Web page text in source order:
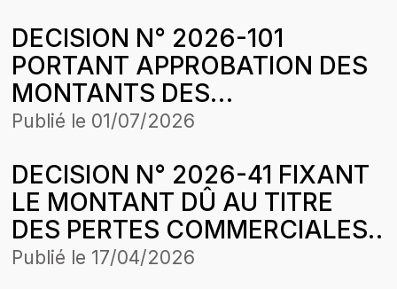
SERVICES (PETROSEN T&S)
SUITE AUX CESSIONS DE GAZ
BUTANE SUR LA PERIODE
D’APPLICATION DE LA
0CTOBRE 2025
DECISION N° 2026-101
PORTANT APPROBATION DES
MONTANTS DES
DIFFERENTIELS DE
PRODUITS PETROLIERS
LIQUIDES
Publié le 01/07/2026
DECISION N° 2026-41 FIXANT
LE MONTANT DÛ AU TITRE
DES PERTES COMMERCIALES
SUBIES PAR LA SOCIETE
Publié le 17/04/2026